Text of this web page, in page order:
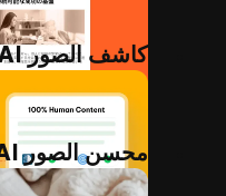
كاشف الصور AI
محسن الصور AI